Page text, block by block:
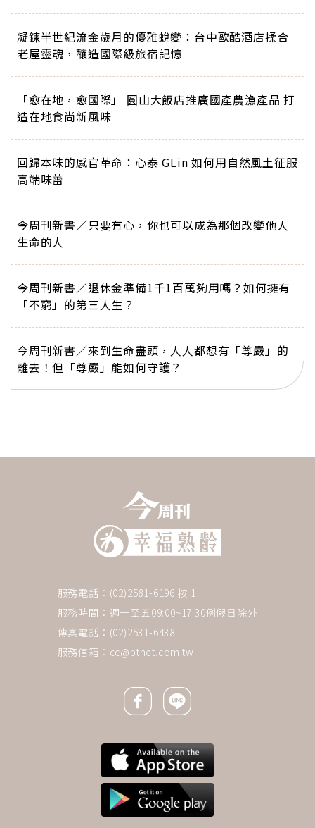
凝鍊半世紀流金歲月的優雅蛻變：台中歐酷酒店揉合
老屋靈魂，釀造國際級旅宿記憶
「愈在地，愈國際」 圓山大飯店推廣國產農漁產品 打
造在地食尚新風味
回歸本味的感官革命：心泰 GLin 如何用自然風土征服
高端味蕾
今周刊新書／只要有心，你也可以成為那個改變他人
生命的人
今周刊新書／退休金準備1千1百萬夠用嗎？如何擁有
「不窮」的第三人生？
今周刊新書／來到生命盡頭，人人都想有「尊嚴」的
離去！但「尊嚴」能如何守護？
服務電話：(02)2581-6196 按 1
服務時間：週一至五09:00~17:30例假日除外
傳真電話：(02)2531-6438
服務信箱： cc@btnet.com.tw
Facebook icon
Line icon